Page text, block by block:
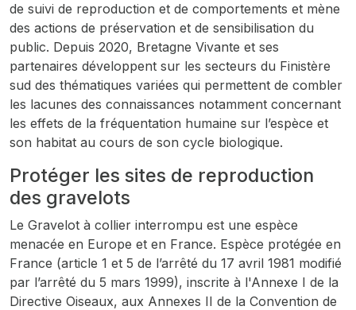
de suivi de reproduction et de comportements et mène
des actions de préservation et de sensibilisation du
public. Depuis 2020, Bretagne Vivante et ses
partenaires développent sur les secteurs du Finistère
sud des thématiques variées qui permettent de combler
les lacunes des connaissances notamment concernant
les effets de la fréquentation humaine sur l’espèce et
son habitat au cours de son cycle biologique.
Protéger les sites de reproduction
des gravelots
Le Gravelot à collier interrompu est une espèce
menacée en Europe et en France. Espèce protégée en
France (article 1 et 5 de l’arrêté du 17 avril 1981 modifié
par l’arrêté du 5 mars 1999), inscrite à l'Annexe I de la
Directive Oiseaux, aux Annexes II de la Convention de